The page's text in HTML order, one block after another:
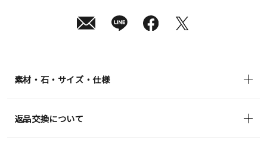
素材・石・サイズ・仕様
返品交換について